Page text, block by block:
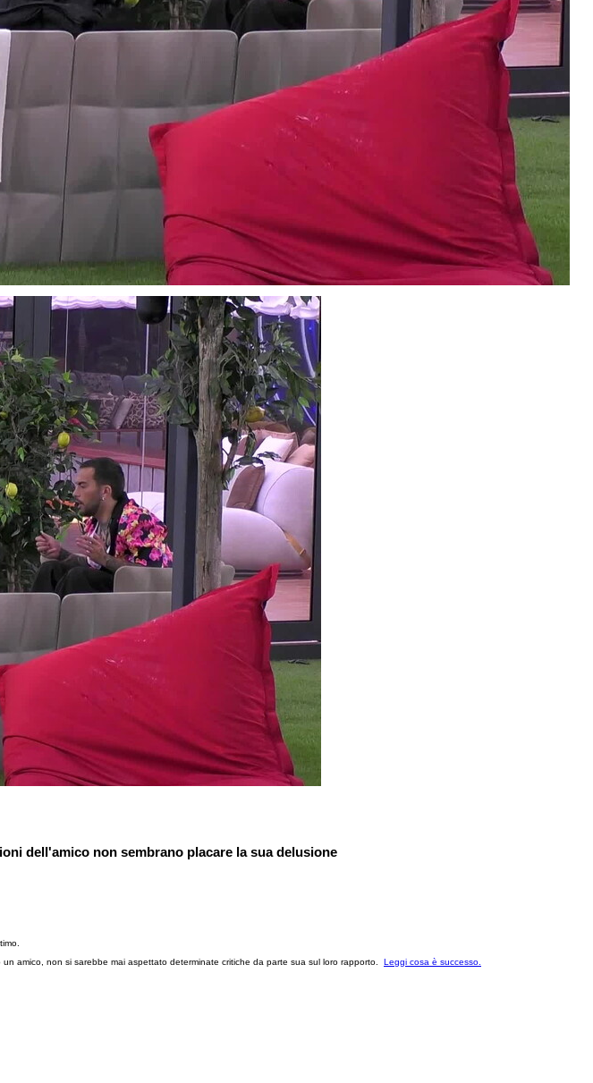
dell'amico non sembrano placare la sua delusione
amico, non si sarebbe mai aspettato determinate critiche da parte sua sul loro rapporto. Leggi cosa è successo.